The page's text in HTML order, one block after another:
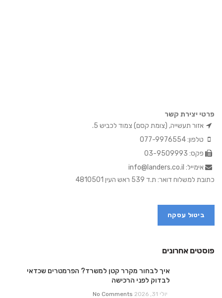
פרטי יצירת קשר
אזור תעשייה, (צומת קסם) צמוד לכביש 5.
טלפון: 077-9976554
פקס: 03-9509993
אימייל: info@landers.co.il
כתובת למשלוח דואר: ת.ד 539 ראש העין 4810501
ביטול עסקה
פוסטים אחרונים
איך לבחור מקרר קטן למשרד? הפרמטרים שכדאי
לבדוק לפני הרכישה
יולי 31, 2026 No Comments